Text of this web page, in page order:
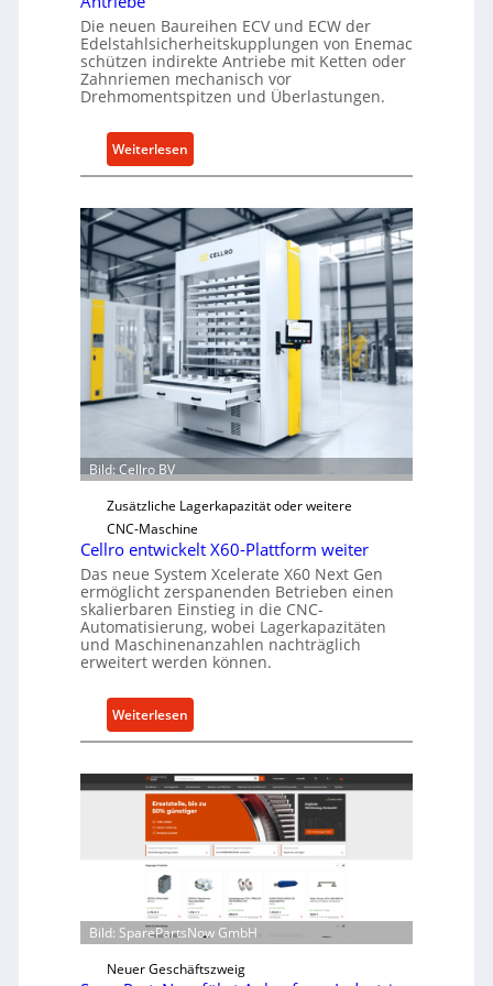
Die neuen Baureihen ECV und ECW der
Edelstahlsicherheitskupplungen von Enemac
schützen indirekte Antriebe mit Ketten oder
Zahnriemen mechanisch vor
Drehmomentspitzen und Überlastungen.
Weiterlesen:
M
c
h
n
c
h
e
r
Ü
b
s
t
s
c
u
t
z
f
ü
r
i
i
r
k
Bild: Cellro BV
Zusätzliche Lagerkapazität oder weitere
CNC-Maschine
Cellro entwickelt X60-Plattform weiter
Das neue System Xcelerate X60 Next Gen
ermöglicht zerspanenden Betrieben einen
skalierbaren Einstieg in die CNC-
Automatisierung, wobei Lagerkapazitäten
und Maschinenanzahlen nachträglich
erweitert werden können.
Weiterlesen:
C
l
l
n
t
w
i
Bild: SparePartsNow GmbH
Neuer Geschäftszweig